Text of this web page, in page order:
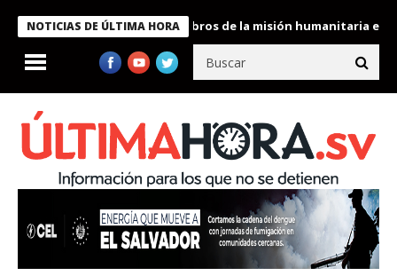
NOTICIAS DE ÚLTIMA HORA
Bukele condecora a miembros de la misión humanitaria enviada